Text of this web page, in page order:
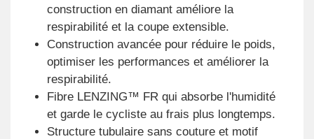
construction en diamant améliore la
respirabilité et la coupe extensible.
Construction avancée pour réduire le poids,
optimiser les performances et améliorer la
respirabilité.
Fibre LENZING™ FR qui absorbe l'humidité
et garde le cycliste au frais plus longtemps.
Structure tubulaire sans couture et motif